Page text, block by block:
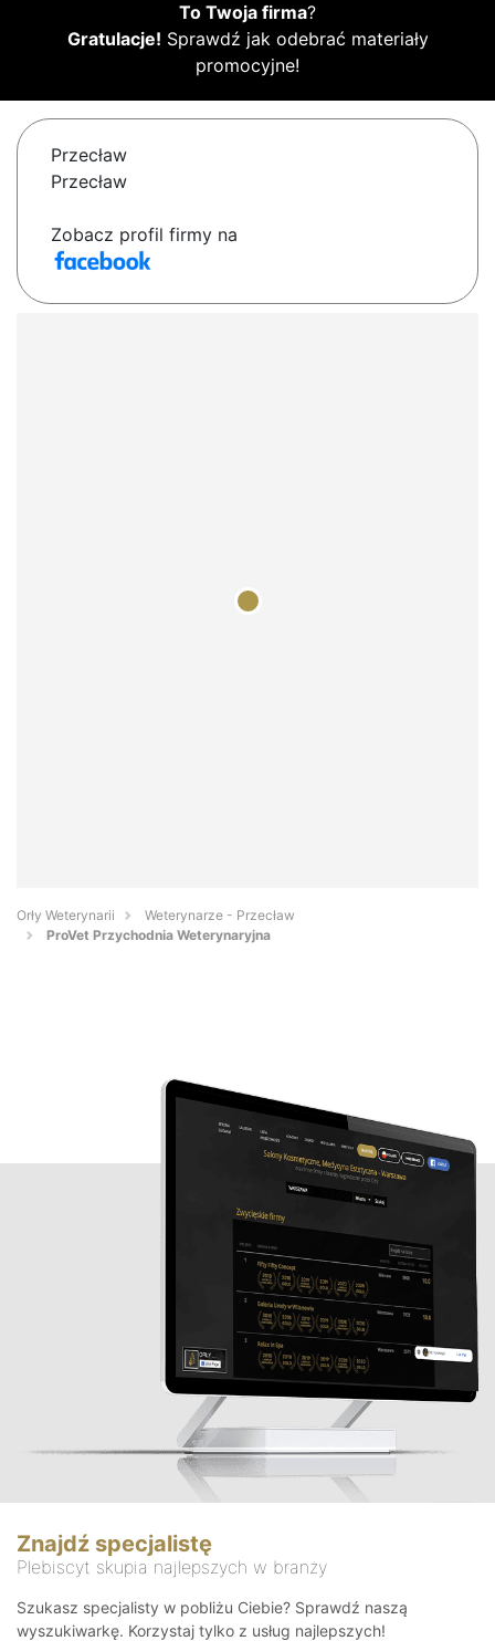
To Twoja firma?
Gratulacje! Sprawdź jak odebrać materiały
promocyjne!
Przecław
Przecław
Zobacz profil firmy na
Orły Weterynarii
Weterynarze - Przecław
ProVet Przychodnia Weterynaryjna
Znajdź specjalistę
Plebiscyt skupia najlepszych w branży
Szukasz specjalisty w pobliżu Ciebie? Sprawdź naszą
wyszukiwarkę. Korzystaj tylko z usług najlepszych!